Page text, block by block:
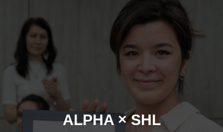
ALPHA × SHL